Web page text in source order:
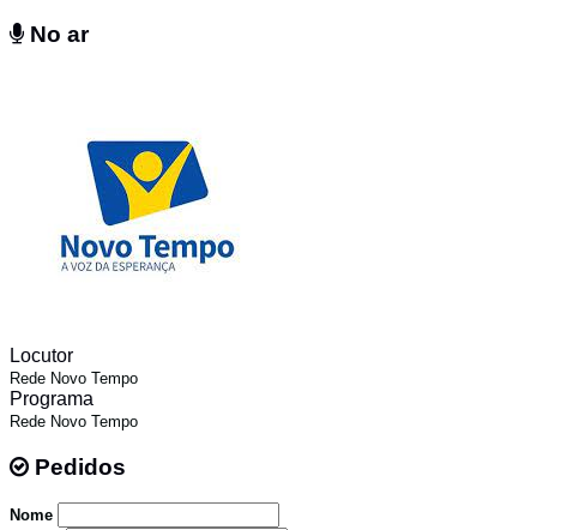
No ar
Locutor
Rede Novo Tempo
Programa
Rede Novo Tempo
Pedidos
Nome